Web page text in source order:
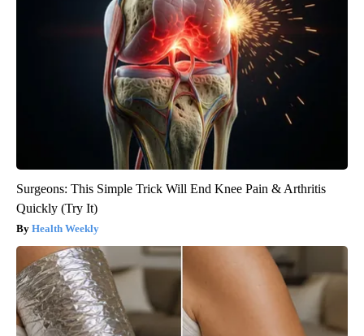
Surgeons: This Simple Trick Will End Knee Pain & Arthritis
Quickly (Try It)
Health Weekly